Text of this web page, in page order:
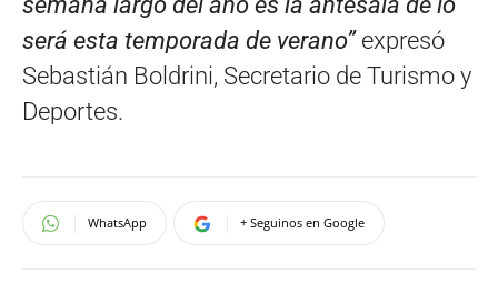
será esta temporada de verano”expresó
Sebastián Boldrini, Secretario de Turismo y
Deportes.
WhatsApp + Seguinos en Google